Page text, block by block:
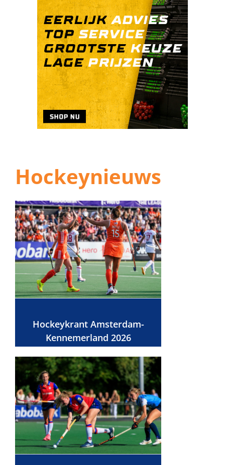
Hockeynieuws
Hockeykrant Amsterdam-
Kennemerland 2026